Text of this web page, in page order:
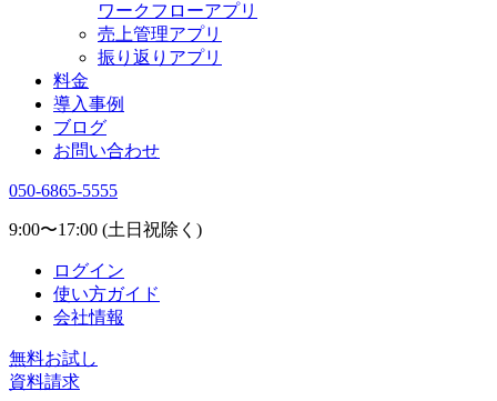
ワークフローアプリ
売上管理アプリ
振り返りアプリ
料金
導入事例
ブログ
お問い合わせ
050-6865-5555
9:00〜17:00 (土日祝除く)
ログイン
使い方ガイド
会社情報
無料お試し
資料請求